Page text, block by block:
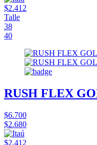
$2.412
Talle
38
40
RUSH FLEX
$6.700
$2.680
$2.412